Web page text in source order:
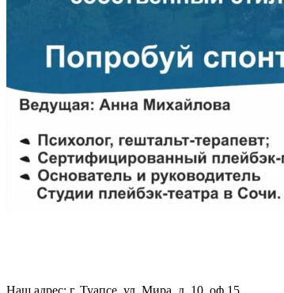
Наш адрес: г. Туапсе, ул. Мира, д. 10, оф.15